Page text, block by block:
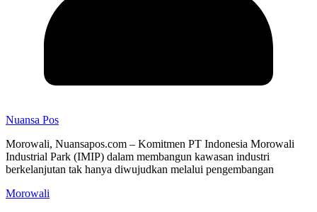
Nuansa Pos
Morowali, Nuansapos.com – Komitmen PT Indonesia Morowali
Industrial Park (IMIP) dalam membangun kawasan industri
berkelanjutan tak hanya diwujudkan melalui pengembangan
Morowali